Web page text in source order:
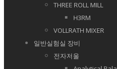
THREE ROLL MILL
H3RM
VOLLRATH MIXER
일반실험실 장비
전자저울